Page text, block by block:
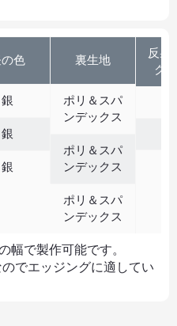
色
銀
銀
銀
裏生地
ポリ＆スパ
ンデックス
ポリ＆スパ
ンデックス
ポリ＆スパ
ンデックス
反射
ク
幅で製作可能です。
でエッジングに適してい